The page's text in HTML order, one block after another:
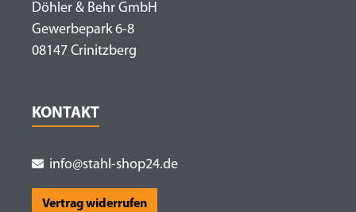
Döhler & Behr GmbH
Gewerbepark 6-8
08147 Crinitzberg
KONTAKT
info@stahl-shop24.de
Vertrag widerrufen